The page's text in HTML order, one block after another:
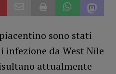
sono stati
infezione da West Nile
attualmente